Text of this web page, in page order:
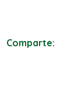
Comparte: